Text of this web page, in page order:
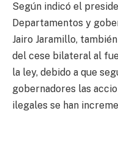
Según indicó el
Departamentos y
Jairo Jaramillo,
del cese bilateral al
la ley, debido a que
gobernadores las
ilegales se han